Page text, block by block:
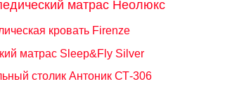
матрас Неолюкс
кровать Firenze
матрас Sleep&Fly Silver
столик Антоник СТ-306